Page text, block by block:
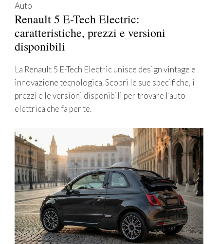
Auto
Renault 5 E-Tech Electric:
caratteristiche, prezzi e versioni
disponibili
La Renault 5 E-Tech Electric unisce design vintage e
innovazione tecnologica. Scopri le sue specifiche, i
prezzi e le versioni disponibili per trovare l’auto
elettrica che fa per te.